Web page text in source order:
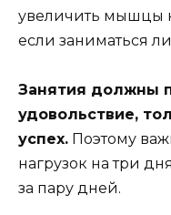
увеличить мышцы
если заниматься
Занятия должны
удовольствие,
успех. Поэтому
нагрузок на три
за пару дней.